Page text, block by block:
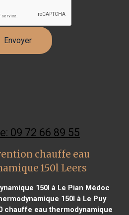
09 72 66 89 55
chauffe eau
150l Leers
150l à Le Pian Médoc
150l à Le Puy
chauffe eau thermodynamique